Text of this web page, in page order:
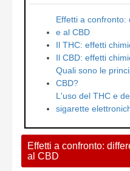
Effetti a confronto:
e al CBD
Il THC: effetti
Il CBD: effetti
Quali sono le
CBD?
L'uso del THC e
sigarette
Effetti a confronto:
al CBD